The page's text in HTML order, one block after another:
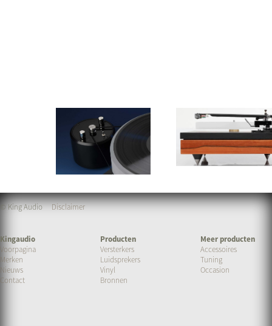
© King AudioDisclaimer
Kingaudio
Voorpagina
Merken
Nieuws
Contact
Producten
Versterkers
Luidsprekers
Vinyl
Bronnen
Meer producten
Accessoires
Tuning
Occasion